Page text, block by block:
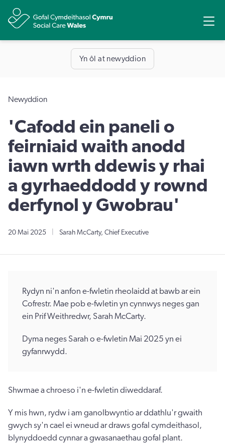
Yn ôl at newyddion
Newyddion
'Cafodd ein paneli o
feirniaid waith anodd
iawn wrth ddewis y rhai
a gyrhaeddodd y rownd
derfynol y Gwobrau'
20 Mai 2025 Sarah McCarty, Chief Executive
Rydyn ni'n anfon e-fwletin rheolaidd at bawb ar ein
Cofrestr. Mae pob e-fwletin yn cynnwys neges gan
ein Prif Weithredwr, Sarah McCarty.
Dyma neges Sarah o e-fwletin Mai 2025 yn ei
gyfanrwydd.
Shwmae a chroeso i'n e-fwletin diweddaraf.
Y mis hwn, rydw i am ganolbwyntio ar ddathlu'r gwaith
gwych sy'n cael ei wneud ar draws gofal cymdeithasol,
blynyddoedd cynnar a gwasanaethau gofal plant.